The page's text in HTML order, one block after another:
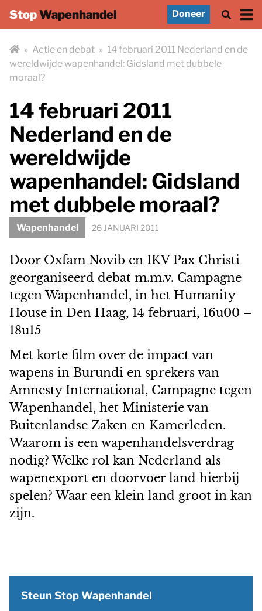
StopWapenhandel Doneer
» Actie en debat » 14 februari 2011 Nederland en de
wereldwijde wapenhandel: Gidsland met dubbele
moraal?
14 februari 2011
Nederland en de
wereldwijde
wapenhandel: Gidsland
met dubbele moraal?
Wapenhandel 26 JANUARI 2011
Door Oxfam Novib en IKV Pax Christi
georganiseerd debat m.m.v. Campagne
tegen Wapenhandel, in het Humanity
House in Den Haag, 14 februari, 16u00 –
18u15
Met korte film over de impact van
wapens in Burundi en sprekers van
Amnesty International, Campagne tegen
Wapenhandel, het Ministerie van
Buitenlandse Zaken en Kamerleden.
Waarom is een wapenhandelsverdrag
nodig? Welke rol kan Nederland als
wapenexport en doorvoer land hierbij
spelen? Waar een klein land groot in kan
zijn.
Steun Stop Wapenhandel